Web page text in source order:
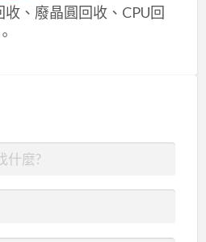
、廢晶圓回收、CPU回